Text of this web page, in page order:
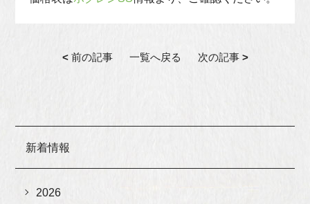
< 前の記事 一覧へ戻る 次の記事>
新着情報
2026